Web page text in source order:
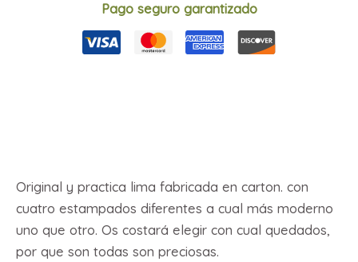
Pago seguro garantizado
Original y practica lima fabricada en carton. con
cuatro estampados diferentes a cual más moderno
uno que otro. Os costará elegir con cual quedados,
por que son todas son preciosas.